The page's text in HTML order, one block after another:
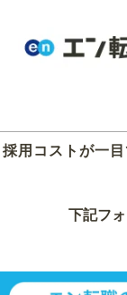
採用コストが一
下記フ